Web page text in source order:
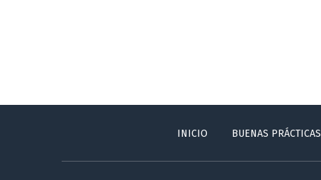
INICIO BUENAS PRÁCTICAS